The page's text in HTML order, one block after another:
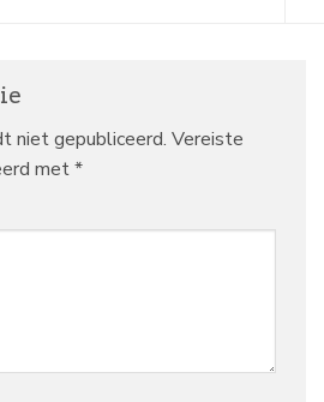
niet gepubliceerd. Vereiste
met*